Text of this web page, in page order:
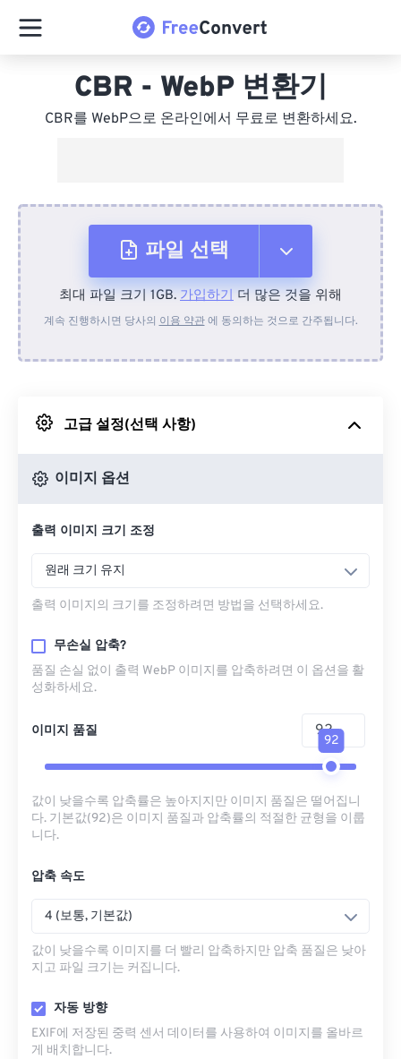
CBR - WebP 변환기
CBR를 WebP으로 온라인에서 무료로 변환하세요.
파일 선택
장치에서
Google 드라이브에서
최대 파일 크기 1GB. 가입하기 더 많은 것을 위해
계속 진행하시면 당사의 이용 약관에 동의하는 것으로 간주됩니다.
고급 설정(선택 사항)
이미지 옵션
출력 이미지 크기 조정
원래 크기 유지
출력 이미지의 크기를 조정하려면 방법을 선택하세요.
무손실 압축?
품질 손실 없이 출력 WebP 이미지를 압축하려면 이 옵션을 활
성화하세요.
이미지 품질
92
값이 낮을수록 압축률은 높아지지만 이미지 품질은 떨어집니
다. 기본값(92)은 이미지 품질과 압축률의 적절한 균형을 이룹
니다.
압축 속도
4 (보통, 기본값)
값이 낮을수록 이미지를 더 빨리 압축하지만 압축 품질은 낮아
지고 파일 크기는 커집니다.
자동 방향
EXIF에 저장된 중력 센서 데이터를 사용하여 이미지를 올바르
게 배치합니다.